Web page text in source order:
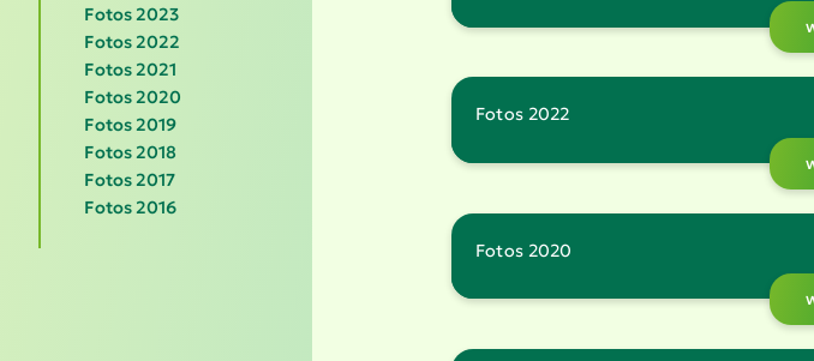
Fotos 2022
Fotos 2020
Fotos 2023
Fotos 2022
Fotos 2021
Fotos 2020
Fotos 2019
Fotos 2018
Fotos 2017
Fotos 2016